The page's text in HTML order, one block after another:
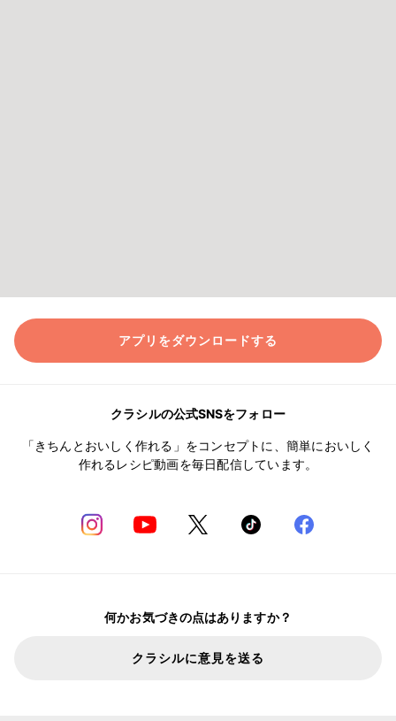
アプリをダウンロードする
クラシルの公式SNSをフォロー
「きちんとおいしく作れる」をコンセプトに、簡単においしく
作れるレシピ動画を毎日配信しています。
何かお気づきの点はありますか？
クラシルに意見を送る